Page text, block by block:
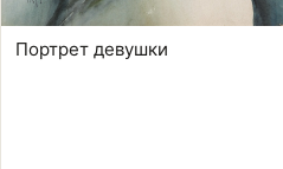
Портрет девушки